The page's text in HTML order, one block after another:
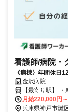
看護師/病院・
《病棟》年間休日
キュラムがあります⭐
金沢病院
【最寄り駅】
月給220,000円
兵庫県神戸市灘